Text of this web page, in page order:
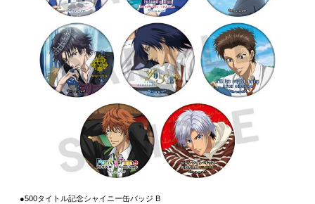
●500タイトル記念シャイニー缶バッジ B